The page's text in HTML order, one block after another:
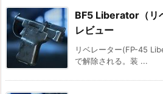
BF5 Liberator（リ
レビュー
リベレーター(FP-45
で解除される。装 ...